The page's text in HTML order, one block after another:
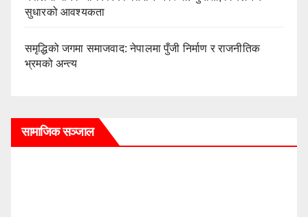
सुधारको आवश्यकता
समृद्धिको जगमा समाजवाद: नेपालमा पुँजी निर्माण र राजनीतिक
भ्रमको अन्त्य
सामाजिक सञ्जाल